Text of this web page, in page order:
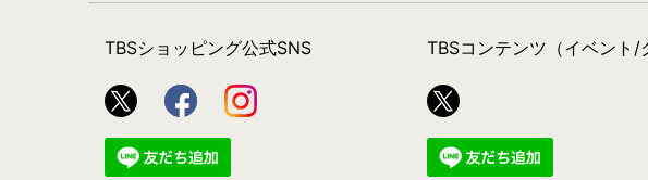
TBSショッピング公式SNS TBSコンテンツ（イベント/